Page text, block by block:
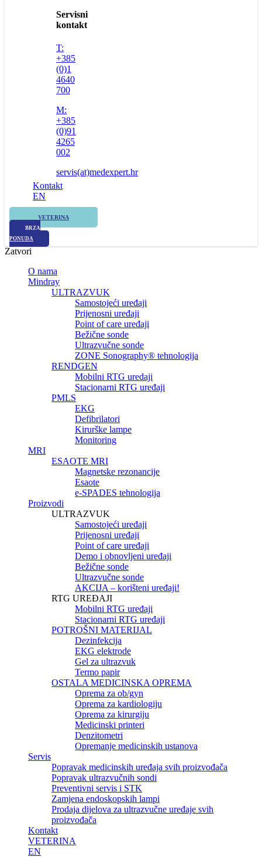
Servisni
kontakt
T:
+385
(0)1
4640
700
M:
+385
(0)91
4265
002
servis(at)medexpert.hr
Kontakt
EN
VETERINA
BRZA
PONUDA
Zatvori
O nama
Mindray
ULTRAZVUK
Samostojeći uređaji
Prijenosni uređaji
Point of care uređaji
Bežične sonde
Ultrazvučne sonde
ZONE Sonography® tehnologija
RENDGEN
Mobilni RTG uredaji
Stacionarni RTG uređaji
PMLS
EKG
Defibrilatori
Kirurške lampe
Monitoring
MRI
ESAOTE MRI
Magnetske rezonancije
Esaote
e-SPADES tehnologija
Proizvodi
ULTRAZVUK
Samostojeći uređaji
Prijenosni uređaji
Point of care uređaji
Demo i obnovljeni uređaji
Bežične sonde
Ultrazvučne sonde
AKCIJA – korišteni uređaji!
RTG UREĐAJI
Mobilni RTG uređaji
Stacionarni RTG uređaji
POTROŠNI MATERIJAL
Dezinfekcija
EKG elektrode
Gel za ultrazvuk
Termo papir
OSTALA MEDICINSKA OPREMA
Oprema za ob/gyn
Oprema za kardiologiju
Oprema za kirurgiju
Medicinski printeri
Denzitometri
Opremanje medicinskih ustanova
Servis
Popravak medicinskih uređaja svih proizvođača
Popravak ultrazvučnih sondi
Preventivni servis i STK
Zamjena endoskopskih lampi
Prodaja dijelova za ultrazvučne uređaje svih
proizvođača
Kontakt
VETERINA
EN